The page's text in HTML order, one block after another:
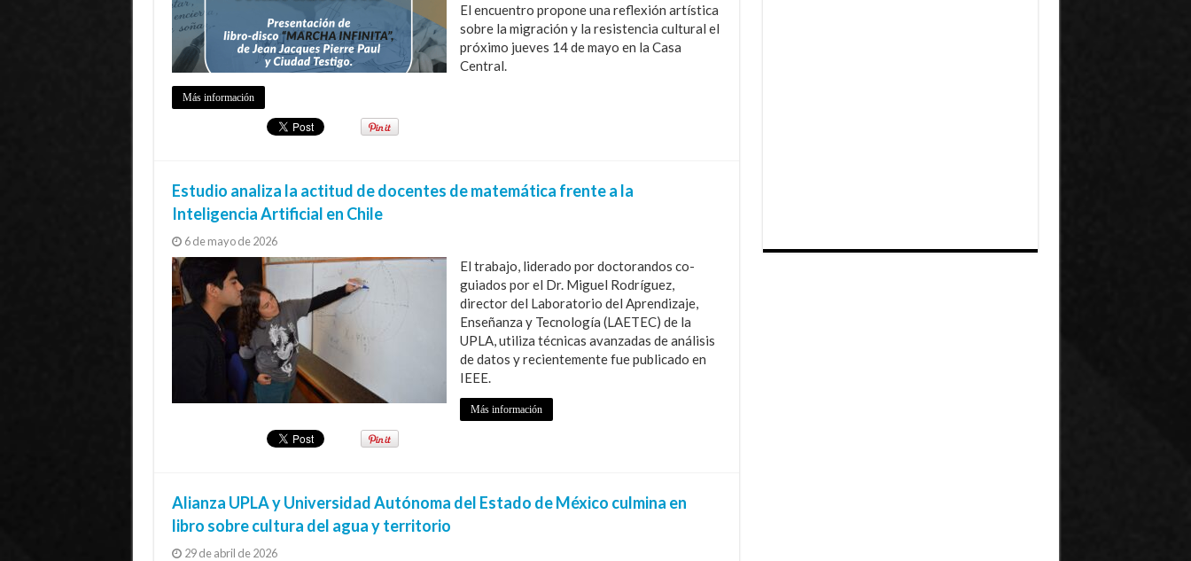
El encuentro propone una reflexión artística
sobre la migración y la resistencia cultural el
próximo jueves 14 de mayo en la Casa
Central.
Más información
Estudio analiza la actitud de docentes de matemática frente a la
Inteligencia Artificial en Chile
6 de mayo de 2026
El trabajo, liderado por doctorandos co-
guiados por el Dr. Miguel Rodríguez,
director del Laboratorio del Aprendizaje,
Enseñanza y Tecnología (LAETEC) de la
UPLA, utiliza técnicas avanzadas de análisis
de datos y recientemente fue publicado en
IEEE.
Más información
Alianza UPLA y Universidad Autónoma del Estado de México culmina en
libro sobre cultura del agua y territorio
29 de abril de 2026